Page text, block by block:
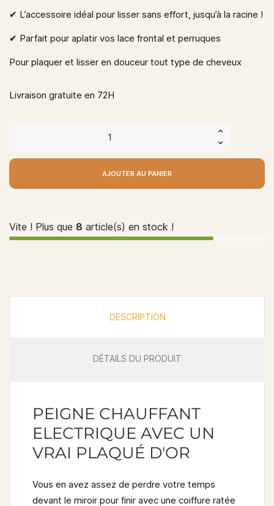
✔︎ L’accessoire idéal pour lisser sans effort, jusqu’à la racine !
✔︎ Parfait pour aplatir vos lace frontal et perruques
Pour plaquer et lisser en douceur tout type de cheveux
Livraison gratuite en 72H
AJOUTER AU PANIER
Vite ! Plus que 8 article(s) en stock !
DESCRIPTION
DÉTAILS DU PRODUIT
PEIGNE CHAUFFANT
ELECTRIQUE AVEC UN
VRAI PLAQUÉ D'OR
Vous en avez assez de perdre votre temps
devant le miroir pour finir avec une coiffure ratée